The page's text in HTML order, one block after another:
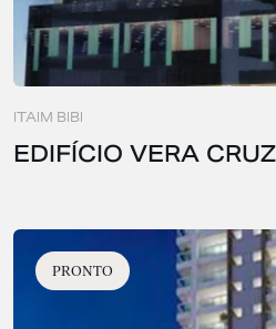
ITAIM BIBI
EDIFÍCIO VERA
PRONTO